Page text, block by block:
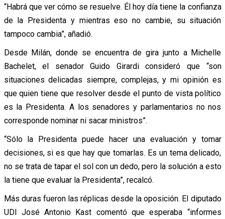
“Habrá que ver cómo se resuelve. Él hoy día tiene la confianza
de la Presidenta y mientras eso no cambie, su situación
tampoco cambia”, añadió.
Desde Milán, donde se encuentra de gira junto a Michelle
Bachelet, el senador Guido Girardi consideró que “son
situaciones delicadas siempre, complejas, y mi opinión es
que quien tiene que resolver desde el punto de vista político
es la Presidenta. A los senadores y parlamentarios no nos
corresponde nominar ni sacar ministros”.
“Sólo la Presidenta puede hacer una evaluación y tomar
decisiones, si es que hay que tomarlas. Es un tema delicado,
no se trata de tapar el sol con un dedo, pero la solución a esto
la tiene que evaluar la Presidenta”, recalcó.
Más duras fueron las réplicas desde la oposición. El diputado
UDI José Antonio Kast comentó que esperaba “informes